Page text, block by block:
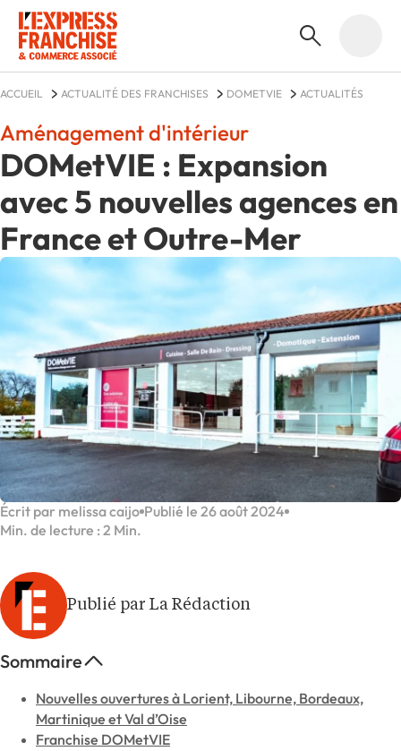
ACCUEIL ACTUALITÉ DES FRANCHISES DOMETVIE ACTUALITÉS
DOMetVIE : Expansion
avec 5 nouvelles agences en
France et Outre-Mer
Aménagement d'intérieur
Écrit par melissa caijo Publié le 26 août 2024
Min. de lecture : 2 Min.
Publié par La Rédaction
Sommaire
Nouvelles ouvertures à Lorient, Libourne, Bordeaux,
Martinique et Val d’Oise
Franchise DOMetVIE